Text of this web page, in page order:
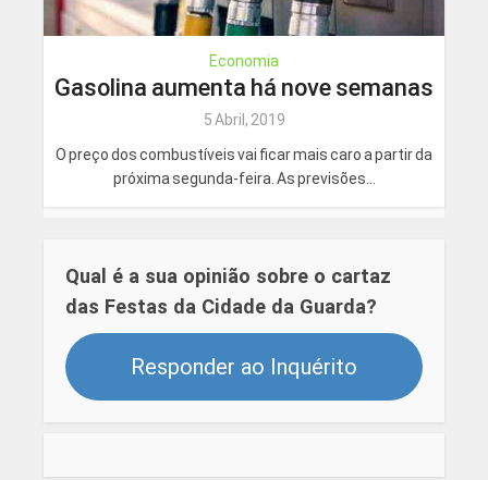
Economia
Gasolina aumenta há nove semanas
5 Abril, 2019
O preço dos combustíveis vai ficar mais caro a partir da
próxima segunda-feira. As previsões...
Qual é a sua opinião sobre o cartaz
das Festas da Cidade da Guarda?
Responder ao Inquérito